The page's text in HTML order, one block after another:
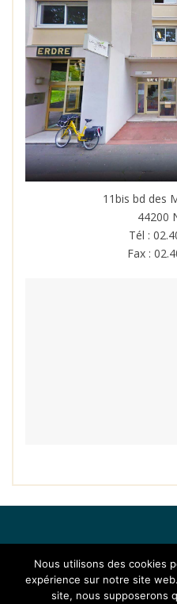
11bis bd des
44200
Tél :
Fax :
Nous utilisons des cookies
expérience sur notre site
site, nous supposerons